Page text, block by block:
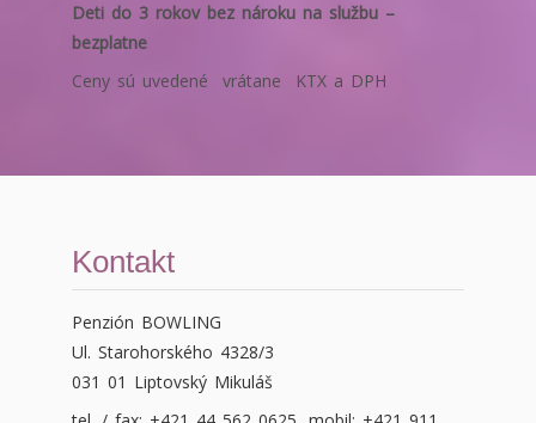
Deti do 3 rokov bez nároku na službu –
bezplatne
Ceny sú uvedené
vrátane KTX a DPH
Kontakt
Penzión BOWLING
Ul. Starohorského 4328/3
031 01 Liptovský Mikuláš